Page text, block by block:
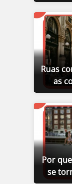
Ruas
as
Por
se